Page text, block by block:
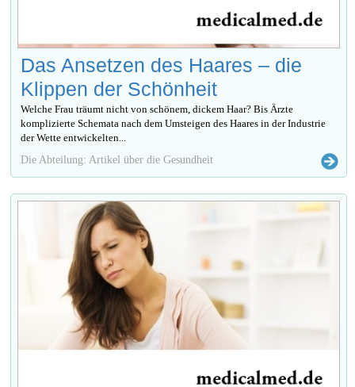
Das Ansetzen des Haares – die
Klippen der Schönheit
Welche Frau träumt nicht von schönem, dickem Haar? Bis Ärzte
komplizierte Schemata nach dem Umsteigen des Haares in der Industrie
der Wette entwickelten...
Die Abteilung: Artikel über die Gesundheit